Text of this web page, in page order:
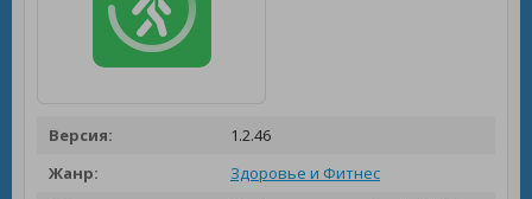
Версия:
1.2.46
Жанр:
Здоровье и Фитнес